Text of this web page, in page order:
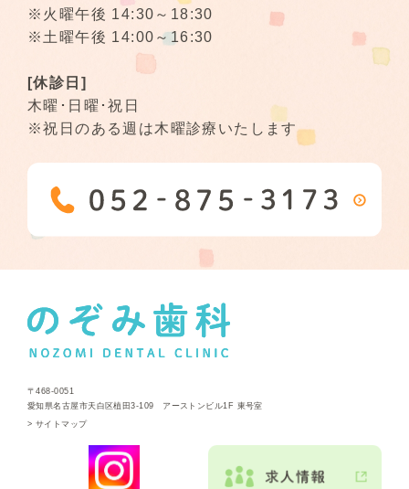
※火曜午後 14:30～18:30
※土曜午後 14:00～16:30
[休診日]
木曜･日曜･祝日
※祝日のある週は木曜診療いたします
〒468-0051
愛知県名古屋市天白区植田3-109 アーストンビル1F 東号室
> サイトマップ